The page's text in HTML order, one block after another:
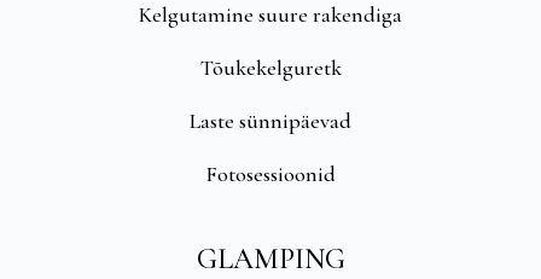
Kelgutamine suure rakendiga
Tõukekelguretk
Laste sünnipäevad
Fotosessioonid
GLAMPING